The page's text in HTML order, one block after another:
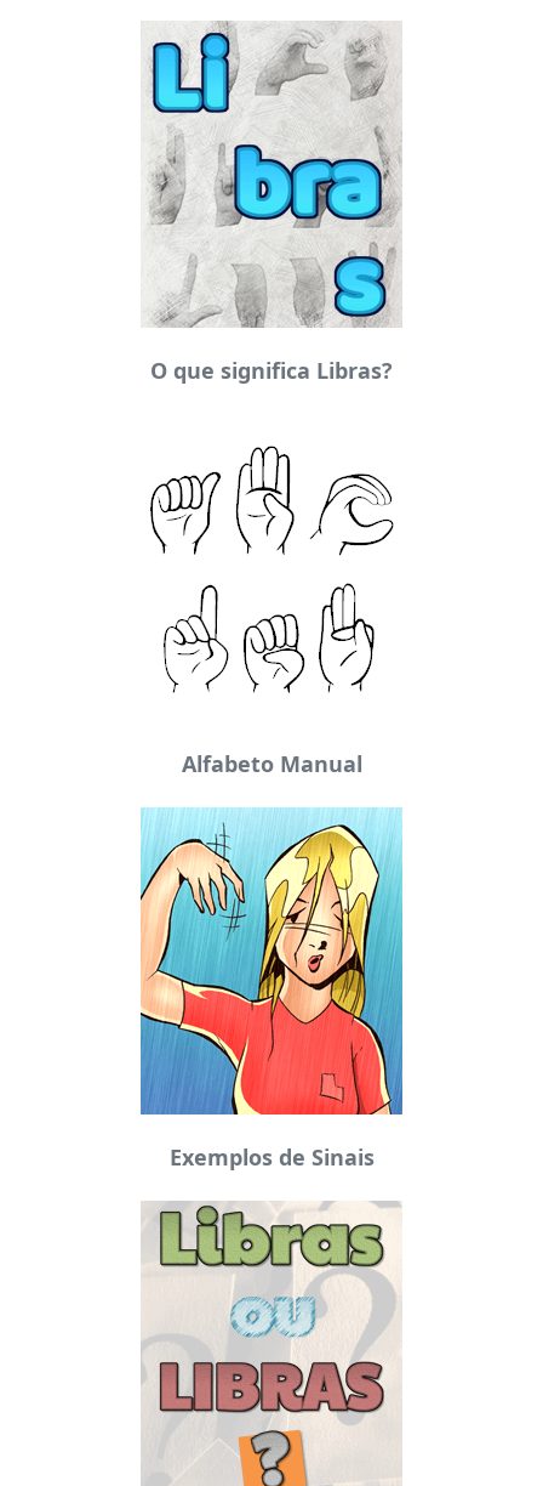
O que significa Libras?
Alfabeto Manual
Exemplos de Sinais